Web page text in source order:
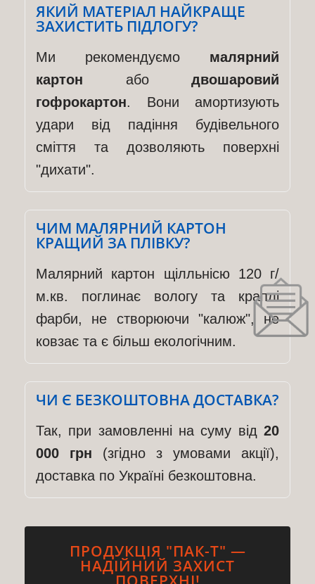
ЯКИЙ МАТЕРІАЛ НАЙКРАЩЕ
ЗАХИСТИТЬ ПІДЛОГУ?
Ми рекомендуємо малярний
картон або двошаровий
гофрокартон. Вони амортизують
удари від падіння будівельного
сміття та дозволяють поверхні
"дихати".
ЧИМ МАЛЯРНИЙ КАРТОН
КРАЩИЙ ЗА ПЛІВКУ?
Малярний картон щілльнісю 120 г/
м.кв. поглинає вологу та краплі
фарби, не створюючи "калюж", не
ковзає та є більш екологічним.
ЧИ Є БЕЗКОШТОВНА ДОСТАВКА?
Так, при замовленні на суму від 20
000 грн (згідно з умовами акції),
доставка по Україні безкоштовна.
ПРОДУКЦІЯ "ПАК-Т" —
НАДІЙНИЙ ЗАХИСТ